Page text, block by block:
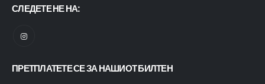
СЛЕДЕТЕ НЕ НА:
ПРЕТПЛАТЕТЕ СЕ ЗА НАШИОТ БИЛТЕН